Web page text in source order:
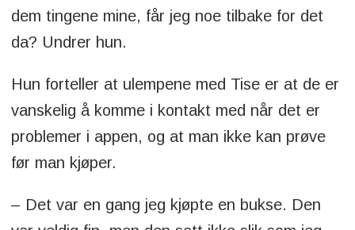
dem tingene mine, får jeg noe tilbake for det
da? Undrer hun.
Hun forteller at ulempene med Tise er at de er
vanskelig å komme i kontakt med når det er
problemer i appen, og at man ikke kan prøve
før man kjøper.
– Det var en gang jeg kjøpte en bukse. Den